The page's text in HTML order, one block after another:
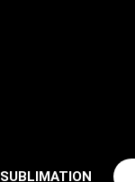
SUBLIMATION